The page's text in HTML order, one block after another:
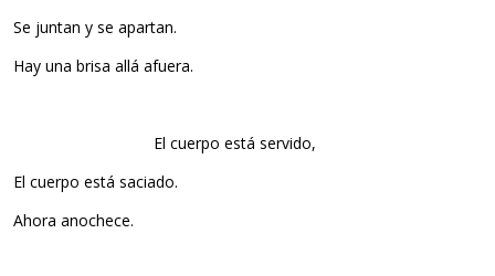
Se juntan y se apartan.
Hay una brisa allá afuera.
El cuerpo está servido,
El cuerpo está saciado.
Ahora anochece.